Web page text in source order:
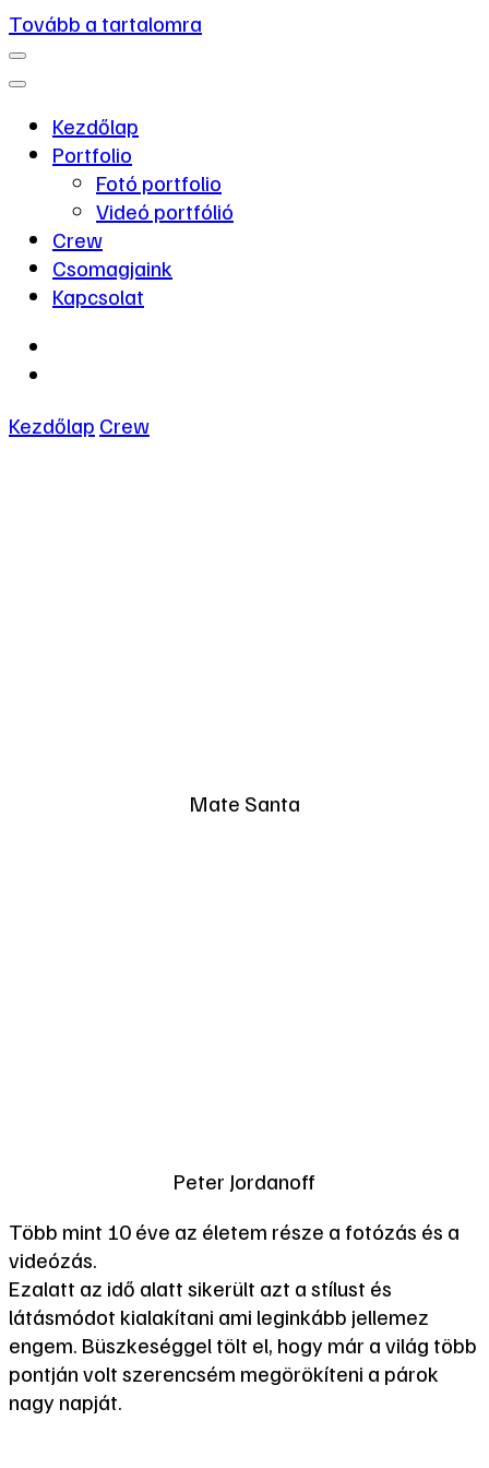
Tovább a tartalomra
Kezdőlap
Portfolio
Fotó portfolio
Videó portfólió
Crew
Csomagjaink
Kapcsolat
Kezdőlap Crew
Mate Santa
Peter Jordanoff
Több mint 10 éve az életem része a fotózás és a
videózás.
Ezalatt az idő alatt sikerült azt a stílust és
látásmódot kialakítani ami leginkább jellemez
engem. Büszkeséggel tölt el, hogy már a világ több
pontján volt szerencsém megörökíteni a párok
nagy napját.